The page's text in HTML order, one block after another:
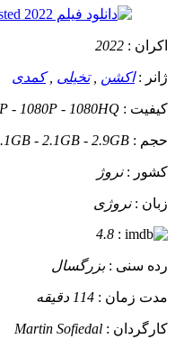
اکران : 2022
ژانر :اکشن ,تخیلی ,کمدی
کیفیت : - 1080P - 1080HQ
حجم : - 2.1GB - 2.9GB
کشور :نروژ
زبان :نروژی
:
4.8
رده سنی :بزرگسال
مدت زمان : 114 دقیقه
کارگردان : Martin Sofiedal